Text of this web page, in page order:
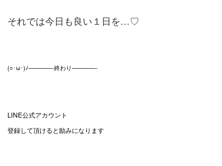
それでは今日も良い１日を…♡
(○･ω･)ﾉ————-終わり————-
LINE公式アカウント
登録して頂けると励みになります